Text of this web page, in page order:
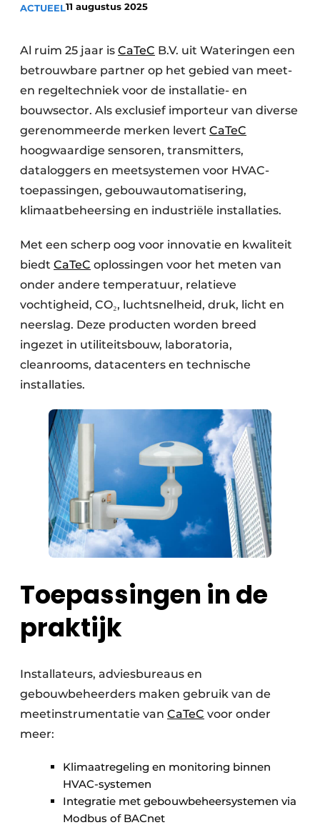
Video’s
Brandbeveiliging
Ventilatie
Warmtepompen
ACTUEEL11 augustus 2025
Al ruim 25 jaar is CaTeC B.V. uit Wateringen een
betrouwbare partner op het gebied van meet-
en regeltechniek voor de installatie- en
bouwsector. Als exclusief importeur van diverse
gerenommeerde merken levert CaTeC
hoogwaardige sensoren, transmitters,
dataloggers en meetsystemen voor HVAC-
toepassingen, gebouwautomatisering,
klimaatbeheersing en industriële installaties.
Met een scherp oog voor innovatie en kwaliteit
biedt CaTeC oplossingen voor het meten van
onder andere temperatuur, relatieve
vochtigheid, CO₂, luchtsnelheid, druk, licht en
neerslag. Deze producten worden breed
ingezet in utiliteitsbouw, laboratoria,
cleanrooms, datacenters en technische
installaties.
Toepassingen in de
praktijk
Installateurs, adviesbureaus en
gebouwbeheerders maken gebruik van de
meetinstrumentatie van CaTeC voor onder
meer:
Klimaatregeling en monitoring binnen
HVAC-systemen
Integratie met gebouwbeheersystemen via
Modbus of BACnet